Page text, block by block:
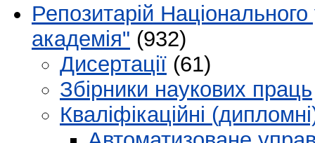
Репозитарій
академія" (932)
Дисертації (61)
Збірники наукових праць
Кваліфікаційні